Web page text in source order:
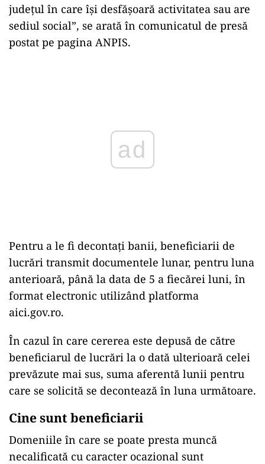
județul în care își desfășoară activitatea sau are
sediul social”, se arată în comunicatul de presă
postat pe pagina ANPIS.
Pentru a le fi decontați banii, beneficiarii de
lucrări transmit documentele lunar, pentru luna
anterioară, până la data de 5 a fiecărei luni, în
format electronic utilizând platforma
aici.gov.ro.
În cazul în care cererea este depusă de către
beneficiarul de lucrări la o dată ulterioară celei
prevăzute mai sus, suma aferentă lunii pentru
care se solicită se decontează în luna următoare.
Cine sunt beneficiarii
Domeniile în care se poate presta muncă
necalificată cu caracter ocazional sunt